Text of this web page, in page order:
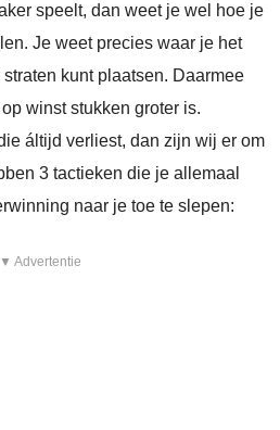
speelt, dan weet je wel hoe je
Je weet precies waar je het
kunt plaatsen. Daarmee
winst stukken groter is.
áltijd verliest, dan zijn wij er om
3 tactieken die je allemaal
naar je toe te slepen:
▼ Advertentie